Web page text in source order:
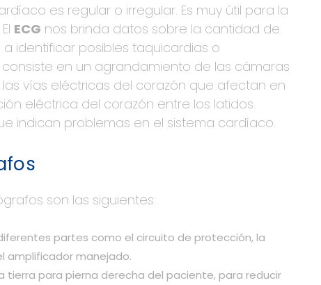
es regular o irregular. Es muy útil para la
ECG nos brinda datos sobre la cantidad de
identificar posibles taquicardias o
en un agrandamiento de las cámaras
vías eléctricas del corazón que afectan en
eléctrica del corazón entre los latidos.
indican problemas en el sistema cardíaco.
son las siguientes:
partes como el circuito de protección, la
amplificador manejado.
tierra para pierna derecha del paciente, para reducir